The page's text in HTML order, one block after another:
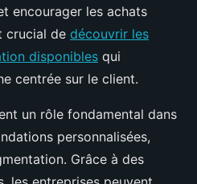
encourager les achats
crucial de découvrir les
disponibles qui
centrée sur le client.
un rôle fondamental dans
personnalisées,
Grâce à des